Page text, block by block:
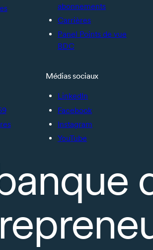
abonnements
Carrières
Panel Points de vue
BDC
Médias sociaux
LinkedIn
Facebook
Instagram
YouTube